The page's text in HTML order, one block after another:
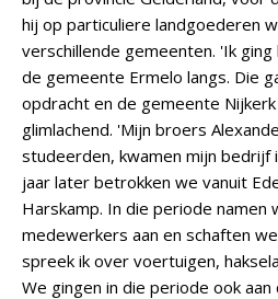
hij op particuliere landgoederen
verschillende gemeenten. 'Ik
de gemeente Ermelo langs. Die
opdracht en de gemeente
glimlachend. 'Mijn broers
studeerden, kwamen mijn bedrijf
jaar later betrokken we vanuit
Harskamp. In die periode namen
medewerkers aan en schaften
spreek ik over voertuigen,
We gingen in die periode ook